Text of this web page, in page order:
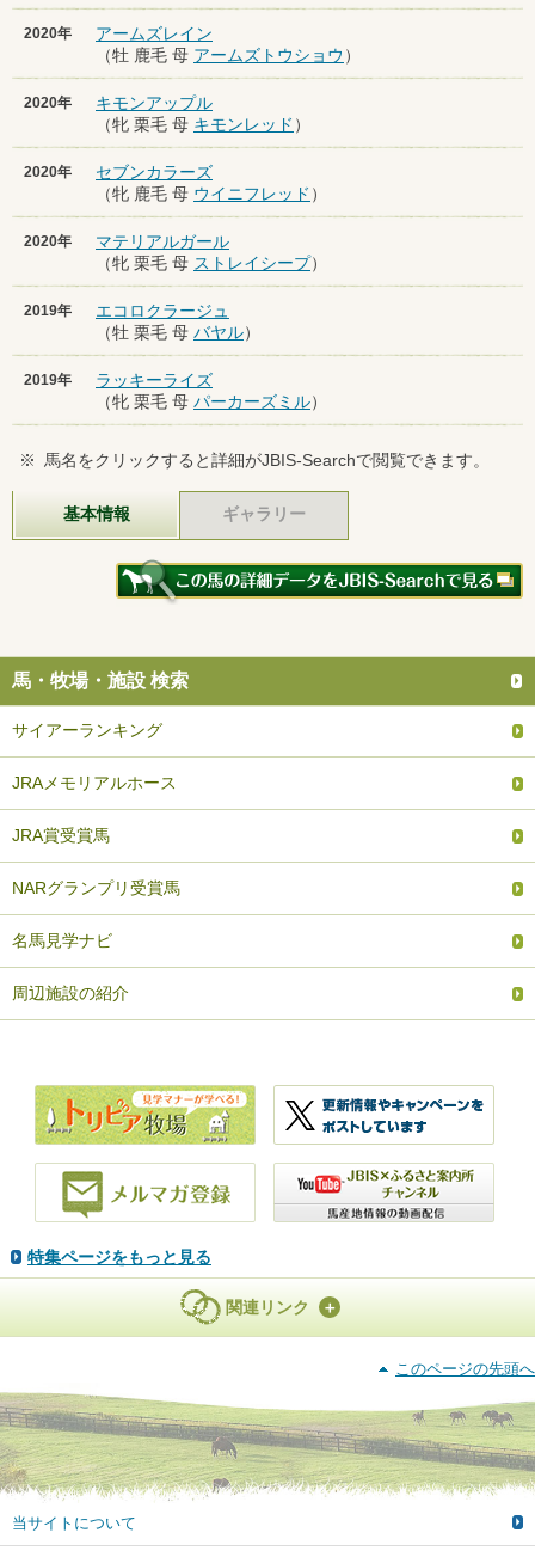
2020年
アームズレイン
（牡 鹿毛 母 アームズトウショウ ）
2020年
キモンアップル
（牝 栗毛 母 キモンレッド ）
2020年
セブンカラーズ
（牝 鹿毛 母 ウイニフレッド ）
2020年
マテリアルガール
（牝 栗毛 母 ストレイシープ）
2019年
エコロクラージュ
（牡 栗毛 母 バヤル）
2019年
ラッキーライズ
（牝 栗毛 母 パーカーズミル）
※ 馬名をクリックすると詳細がJBIS-Searchで閲覧できます。
基本情報 ギャラリー
馬・牧場・施設 検索
サイアーランキング
JRAメモリアルホース
JRA賞受賞馬
NARグランプリ受賞馬
名馬見学ナビ
周辺施設の紹介
特集ページをもっと見る
関連リンク
このページの先頭へ
当サイトについて